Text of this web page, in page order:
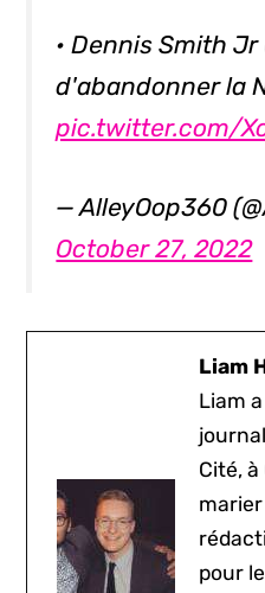
• Dennis Smith
d'abandonner la
pic.twitter.com/
— AlleyOop360
October 27, 2022
Liam
Liam
Cité,
pour